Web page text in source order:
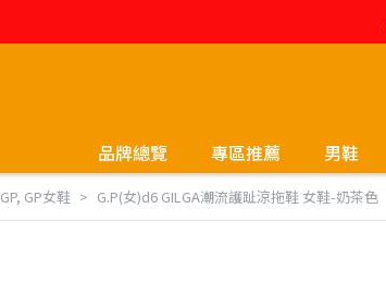
品牌總覽 專區推薦 男鞋
GP, GP女鞋 G.P(女)d6 GILGA潮流護趾涼拖鞋 女鞋-奶茶色